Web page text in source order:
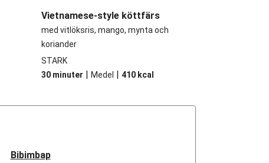
Vietnamese-style köttfärs
med vitlöksris, mango, mynta och
koriander
STARK
30 minuter | Medel | 410 kcal
Bibimbap